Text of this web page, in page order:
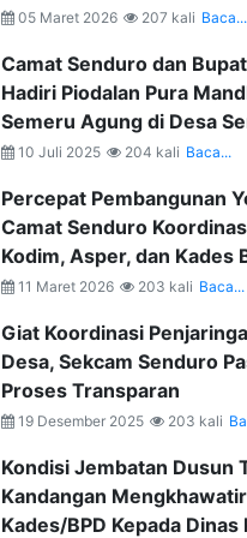
05 Maret 2026 207 kali Baca...
Camat Senduro dan
Hadiri Piodalan Pura
Semeru Agung di Desa
10 Juli 2025 204 kali Baca...
Percepat Pembangunan
Camat Senduro
Kodim, Asper, dan Kades
11 Maret 2026 203 kali Baca...
Giat Koordinasi
Desa, Sekcam Senduro
Proses Transparan
19 Desember 2025 203 kali
Kondisi Jembatan Dusun
Kandangan
Kades/BPD Kepada Dinas